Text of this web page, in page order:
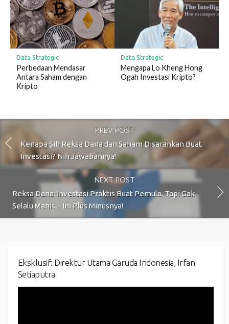
Data Strategic
Perbedaan Mendasar
Antara Saham dengan
Kripto
Data Strategic
Mengapa Lo Kheng Hong
Ogah Investasi Kripto?
PREV POST
Kenapa Sih Reksa Dana dan Saham Disarankan Buat
Investasi? Nih Jawabannya!
NEXT POST
Reksa Dana: Investasi Praktis Buat Pemula, Tapi Gak
Selalu Manis – Ini Plus Minusnya!
Eksklusif: Direktur Utama Garuda Indonesia, Irfan
Setiaputra